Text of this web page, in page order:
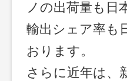
ノの出荷量も日
輸出シェア率も
おります。
さらに近年は、